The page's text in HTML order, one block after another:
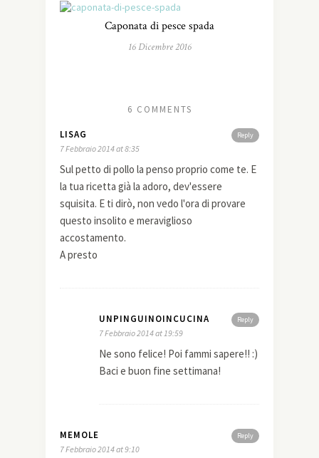
Caponata di pesce spada
16 Dicembre 2016
6 COMMENTS
Reply
LISAG
7 Febbraio 2014 at 8:35
Sul petto di pollo la penso proprio come te. E
la tua ricetta già la adoro, dev'essere
squisita. E ti dirò, non vedo l'ora di provare
questo insolito e meraviglioso
accostamento.
A presto
Reply
UNPINGUINOINCUCINA
7 Febbraio 2014 at 19:59
Ne sono felice! Poi fammi sapere!! :)
Baci e buon fine settimana!
Reply
MEMOLE
7 Febbraio 2014 at 9:10